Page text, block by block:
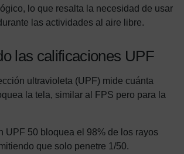
lo que resalta la necesidad de usar
las actividades al aire libre.
las calificaciones UPF
ultravioleta (UPF) mide cuánta
la tela, similar al FPS pero para la
UPF 50 bloquea el 98% de los rayos
que solo penetre 1/50.